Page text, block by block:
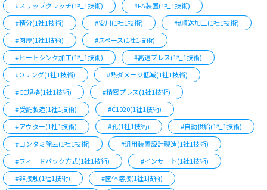
#スリップクラッチ(1社1技術)
#FA装置(1社1技術)
#積分(1社1技術)
#安川(1社1技術)
##順送加工(1社1技術)
#肉厚(1社1技術)
#スペース(1社1技術)
#ヒートシンク加工(1社1技術)
#高速プレス(1社1技術)
#Oリング(1社1技術)
#熱ダメージ低減(1社1技術)
#CE規格(1社1技術)
#精密プレス(1社1技術)
#受託製造(1社1技術)
#C1020(1社1技術)
#アウター(1社1技術)
#孔(1社1技術)
#自動供給(1社1技術)
#コンタミ除去(1社1技術)
#汎用装置設計製造(1社1技術)
#フィードバック方式(1社1技術)
#インサート(1社1技術)
#非接触(1社1技術)
#筐体溶接(1社1技術)